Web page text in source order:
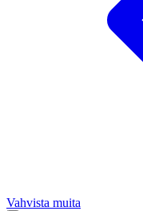
Vahvista muita